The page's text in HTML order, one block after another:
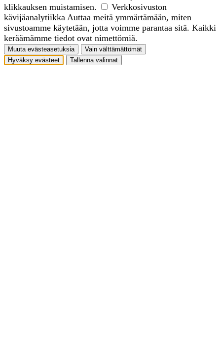
klikkauksen muistamisen.
Verkkosivuston
kävijäanalytiikka Auttaa meitä ymmärtämään, miten
sivustoamme käytetään, jotta voimme parantaa sitä. Kaikki
keräämämme tiedot ovat nimettömiä.
Muuta evästeasetuksia
Vain välttämättömät
Hyväksy evästeet
Tallenna valinnat